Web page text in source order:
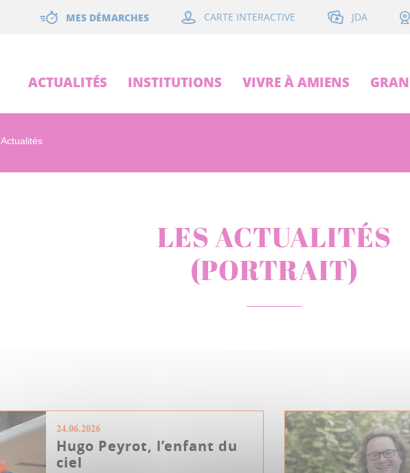
MES DÉMARCHES CARTE INTERACTIVE JDA
ACTUALITÉS INSTITUTIONS VIVRE À AMIENS
Actualités
LES ACTUALITÉS
(PORTRAIT)
24.06.2026
Hugo Peyrot, l’enfant du
ciel